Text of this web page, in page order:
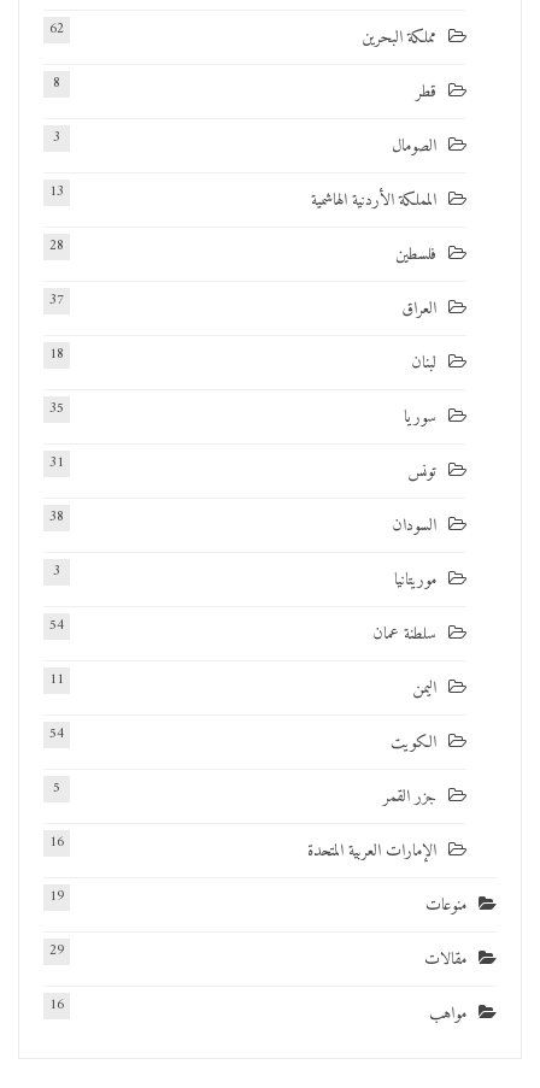
مملكة البحرين 62
قطر 8
الصومال 3
المملكة الأردنية الهاشمية 13
فلسطين 28
العراق 37
لبنان 18
سوريا 35
تونس 31
السودان 38
موريتانيا 3
سلطنة عمان 54
اليمن 11
الكويت 54
جزر القمر 5
الإمارات العربية المتحدة 16
منوعات 19
مقالات 29
مواهب 16